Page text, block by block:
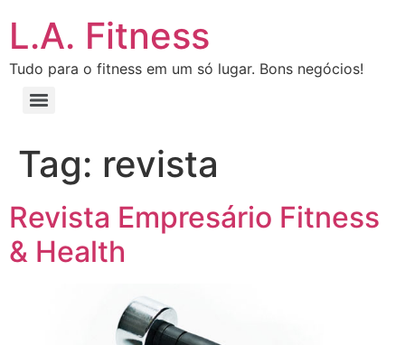
L.A. Fitness
Tudo para o fitness em um só lugar. Bons negócios!
Tag: revista
Revista Empresário Fitness
& Health